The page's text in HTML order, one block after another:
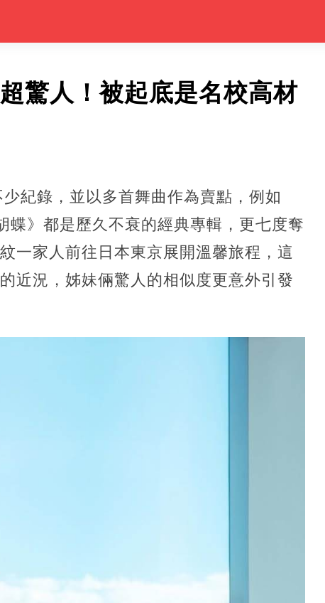
驚人！被起底是名校高材
紀錄，並以多首舞曲作為賣點，例如
蝶》都是歷久不衰的經典專輯，更七度奪
一家人前往日本東京展開溫馨旅程，這
近況，姊妹倆驚人的相似度更意外引發